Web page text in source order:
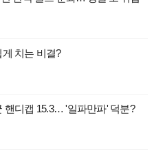
치는 비결?
핸디캡 15.3… '일파만파' 덕분?